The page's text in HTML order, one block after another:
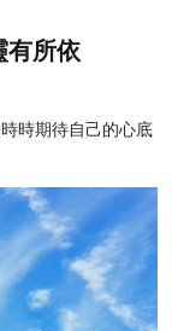
有所依
時期待自己的心底